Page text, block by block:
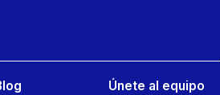
Únete al equipo